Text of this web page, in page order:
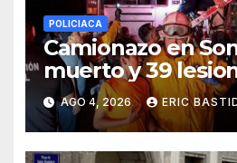
POLICIACA
Camionazo en
muerto y 39
carretera
AGO 4, 2026 ERIC